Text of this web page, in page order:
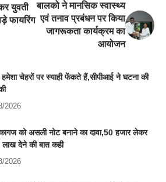
युवती
फायरिंग
बालको ने मानसिक स्वास्थ्य
एवं तनाव प्रबंधन पर किया
जागरूकता कार्यक्रम का
आयोजन
हमेशा चेहरों पर स्याही फेंकते हैं,सीपीआई ने घटना की
2026
को असली नोट बनाने का दावा,50 हजार लेकर
देने की बात कही
2026